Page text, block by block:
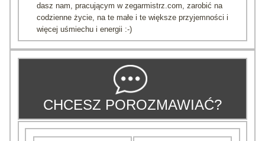
dasz nam, pracującym w zegarmistrz.com, zarobić na
codzienne życie, na te małe i te większe przyjemności i
więcej uśmiechu i energii :-)
CHCESZ POROZMAWIAĆ?